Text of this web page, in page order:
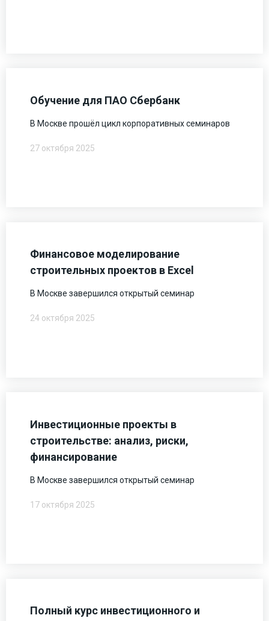
Обучение для ПАО Сбербанк
В Москве прошёл цикл корпоративных семинаров
27 октября 2025
Финансовое моделирование
строительных проектов в Excel
В Москве завершился открытый семинар
24 октября 2025
Инвестиционные проекты в
строительстве: анализ, риски,
финансирование
В Москве завершился открытый семинар
17 октября 2025
Полный курс инвестиционного и